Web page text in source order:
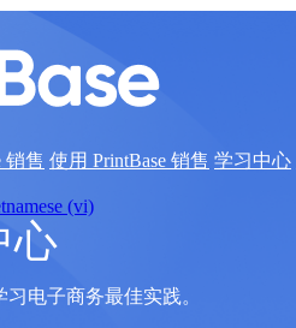
销售 使用 PrintBase 销售 学习中心
(vi)
心
电子商务最佳实践。